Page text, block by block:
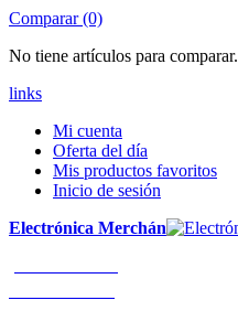
Comparar (0)
No tiene artículos para comparar.
links
Mi cuenta
Oferta del día
Mis productos favoritos
Inicio de sesión
Electrónica Merchán